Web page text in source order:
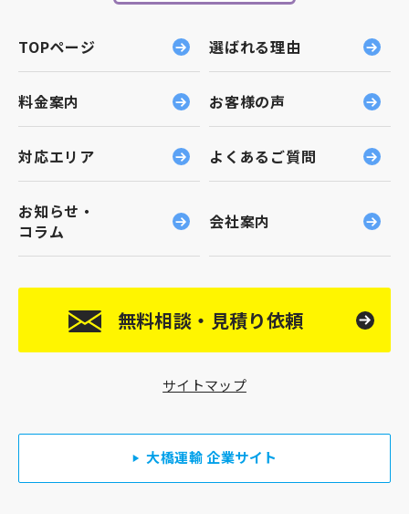
家族も助かる情報をまとめることも可能です。
加えて、遺言の方向性を考えたり、生前整理で
の揉め事を防いだりすることもできると考えま
した。ノート自体は無料で配布しているのでお
金もかかりません。 地域活動に込める想いと
「健康寿命」を伸ばす取り組み 弊社は地域に根
災・健康・交流など地域の課題を把握し、解決
する取り組みを進めてきました。輸送事業サー
知ることはなかなか難しく、弊社のことも単な
る輸送業者としてしか認知していただけないこ
とが多かったです。だからこそ、エンディング
さまの日々の暮らしごとから弊社を知っていた
健康無料相談や交通安全教室、オオサンショウ
ウオ生息地である蛇ヶ洞川の清掃など、幅広い
ジャンルで地域活動を行っています。 地域活動
TOPページ 選ばれる理由
料金案内 お客様の声
対応エリア よくあるご質問
お知らせ・
コラム
会社案内
無料相談・見積り依頼
サイトマップ
大橋運輸 企業サイト